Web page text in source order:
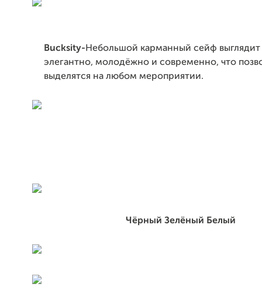
Bucksity- Небольшой карманный сейф выглядит
элегантно, молодёжно и современно, что
выделятся на любом мероприятии.
Чёрный Зелёный Белый